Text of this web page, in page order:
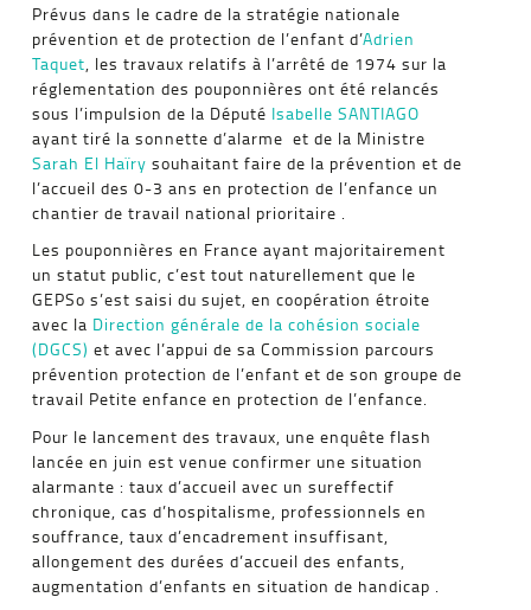
Prévus dans le cadre de la stratégie nationale
prévention et de protection de l’enfant d’Adrien
Taquet, les travaux relatifs à l’arrêté de 1974 sur la
réglementation des pouponnières ont été relancés
sous l’impulsion de la Député Isabelle SANTIAGO
ayant tiré la sonnette d’alarme et de la Ministre
Sarah El Haïry souhaitant faire de la prévention et de
l’accueil des 0-3 ans en protection de l’enfance un
chantier de travail national prioritaire .
Les pouponnières en France ayant majoritairement
un statut public, c’est tout naturellement que le
GEPSo s’est saisi du sujet, en coopération étroite
avec la Direction générale de la cohésion sociale
(DGCS) et avec l’appui de sa Commission parcours
prévention protection de l’enfant et de son groupe de
travail Petite enfance en protection de l’enfance.
Pour le lancement des travaux, une enquête flash
lancée en juin est venue confirmer une situation
alarmante : taux d’accueil avec un sureffectif
chronique, cas d’hospitalisme, professionnels en
souffrance, taux d’encadrement insuffisant,
allongement des durées d’accueil des enfants,
augmentation d’enfants en situation de handicap .